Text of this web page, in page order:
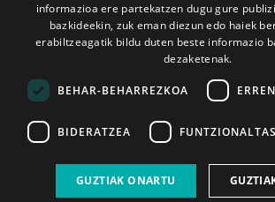
2026ko eka. 1a
informazioa ere partekatzen dugu gure
bazkideekin, zuk eman diezun edo haiek
erabiltzeagatik bildu duten beste informazio
dezaketenak.
BEHAR-BEHARREZKOA
BIDERATZEA
GUZTIAK ONARTU